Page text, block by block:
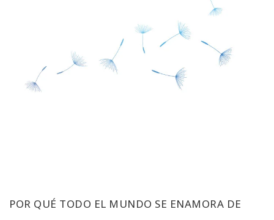
POR QUÉ TODO EL MUNDO SE ENAMORA DE